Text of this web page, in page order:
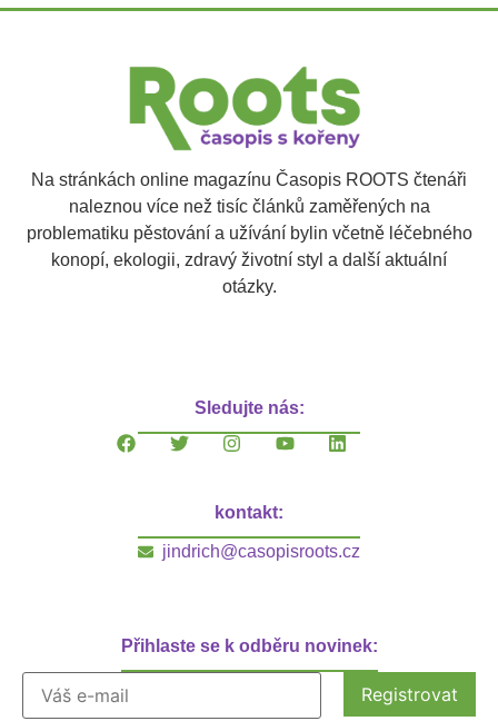
Na stránkách online magazínu Časopis ROOTS čtenáři
naleznou více než tisíc článků zaměřených na
problematiku pěstování a užívání bylin včetně léčebného
konopí, ekologii, zdravý životní styl a další aktuální
otázky.
Sledujte nás:
kontakt:
jindrich@casopisroots.cz
Přihlaste se k odběru novinek: